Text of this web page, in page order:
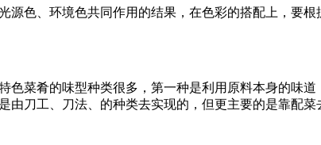
色、环境色共同作用的结果，在色彩的搭配上，要
菜肴的味型种类很多，第一种是利用原料本身的味
由刀工、刀法、的种类去实现的，但更主要的是靠配